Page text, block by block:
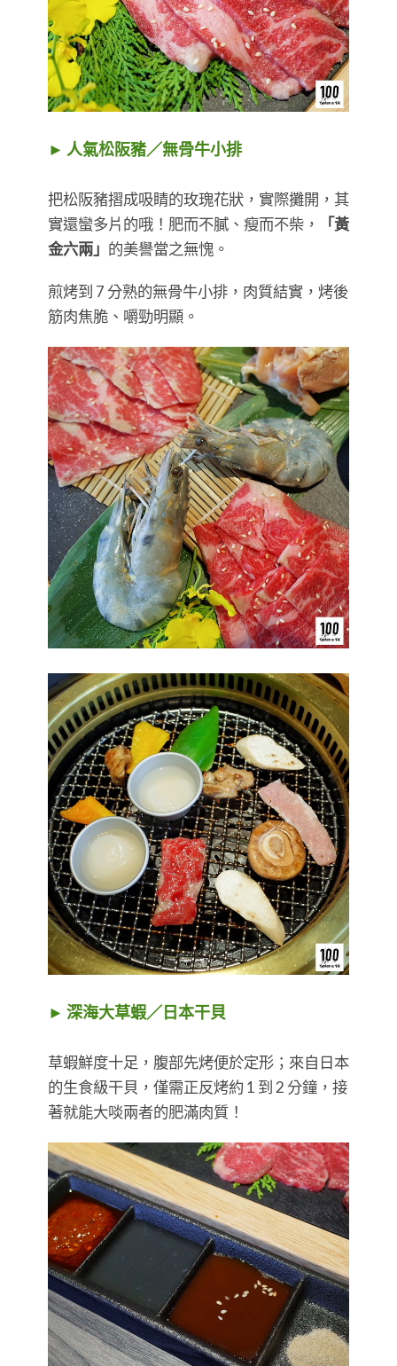
► 人氣松阪豬／無骨牛小排
把松阪豬摺成吸睛的玫瑰花狀，實際攤開，其
實還蠻多片的哦！肥而不膩、瘦而不柴，
「黃
金六兩」 的美譽當之無愧。
煎烤到 7 分熟的無骨牛小排，肉質結實，烤後
筋肉焦脆、嚼勁明顯。
► 深海大草蝦／日本干貝
草蝦鮮度十足，腹部先烤便於定形；來自日本
的生食級干貝，僅需正反烤約 1 到 2 分鐘，接
著就能大啖兩者的肥滿肉質！